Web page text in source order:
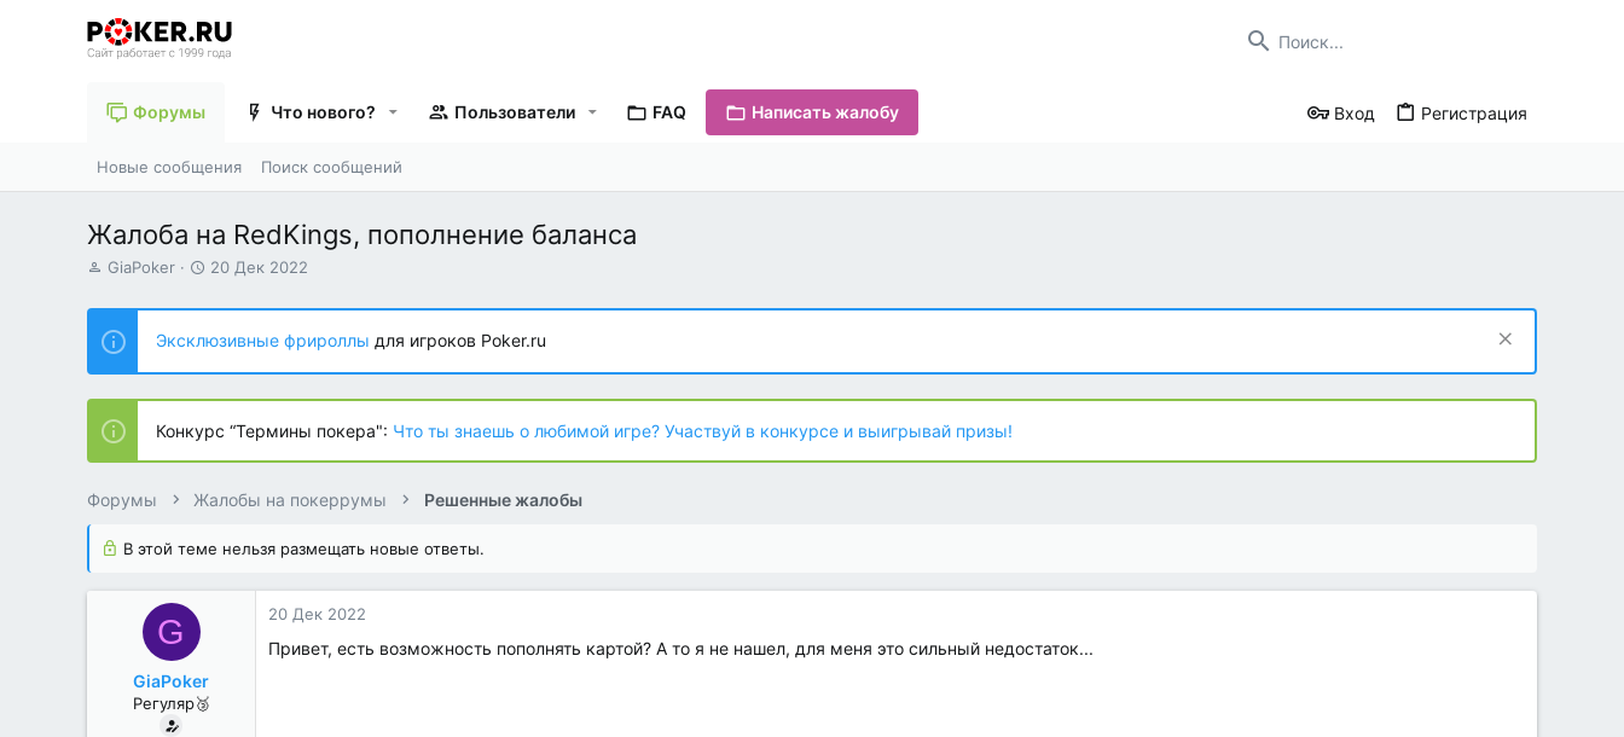
Форумы Что нового? Пользователи FAQ Написать жалобу Вход Регистрация
Новые сообщения Поиск сообщений
Жалоба на RedKings, пополнение баланса
А
т
о
р
т
е
м
ы
GiaPoker
Д
т
н
а
ч
л
а
20 Дек 2022
Эксклюзивные фрироллы для игроков Poker.ru
Конкурс “Термины покера": Что ты знаешь о любимой игре? Участвуй в конкурсе и выигрывай призы!
Форумы Жалобы на покеррумы Решенные жалобы
В этой теме нельзя размещать новые ответы.
G
GiaPoker
Регуляр🥉
20 Дек 2022
Привет, есть возможность пополнять картой? А то я не нашел, для меня это сильный недостаток...